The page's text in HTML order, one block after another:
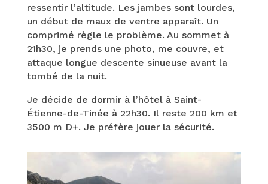
ressentir l’altitude. Les jambes sont lourdes,
un début de maux de ventre apparaît. Un
comprimé règle le problème. Au sommet à
21h30, je prends une photo, me couvre, et
attaque longue descente sinueuse avant la
tombé de la nuit.
Je décide de dormir à l’hôtel à Saint-
Étienne-de-Tinée à 22h30. Il reste 200 km et
3500 m D+. Je préfère jouer la sécurité.